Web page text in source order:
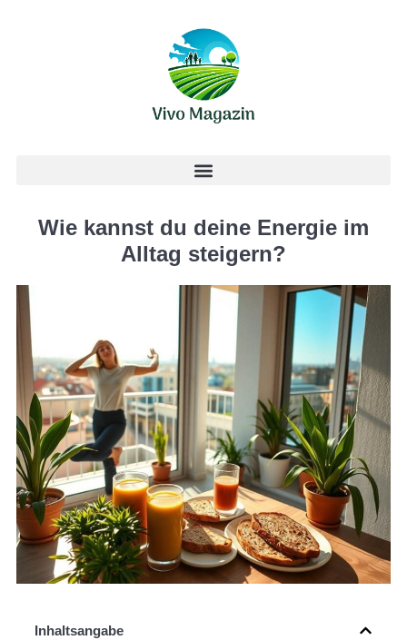
Wie kannst du deine Energie im
Alltag steigern?
Inhaltsangabe